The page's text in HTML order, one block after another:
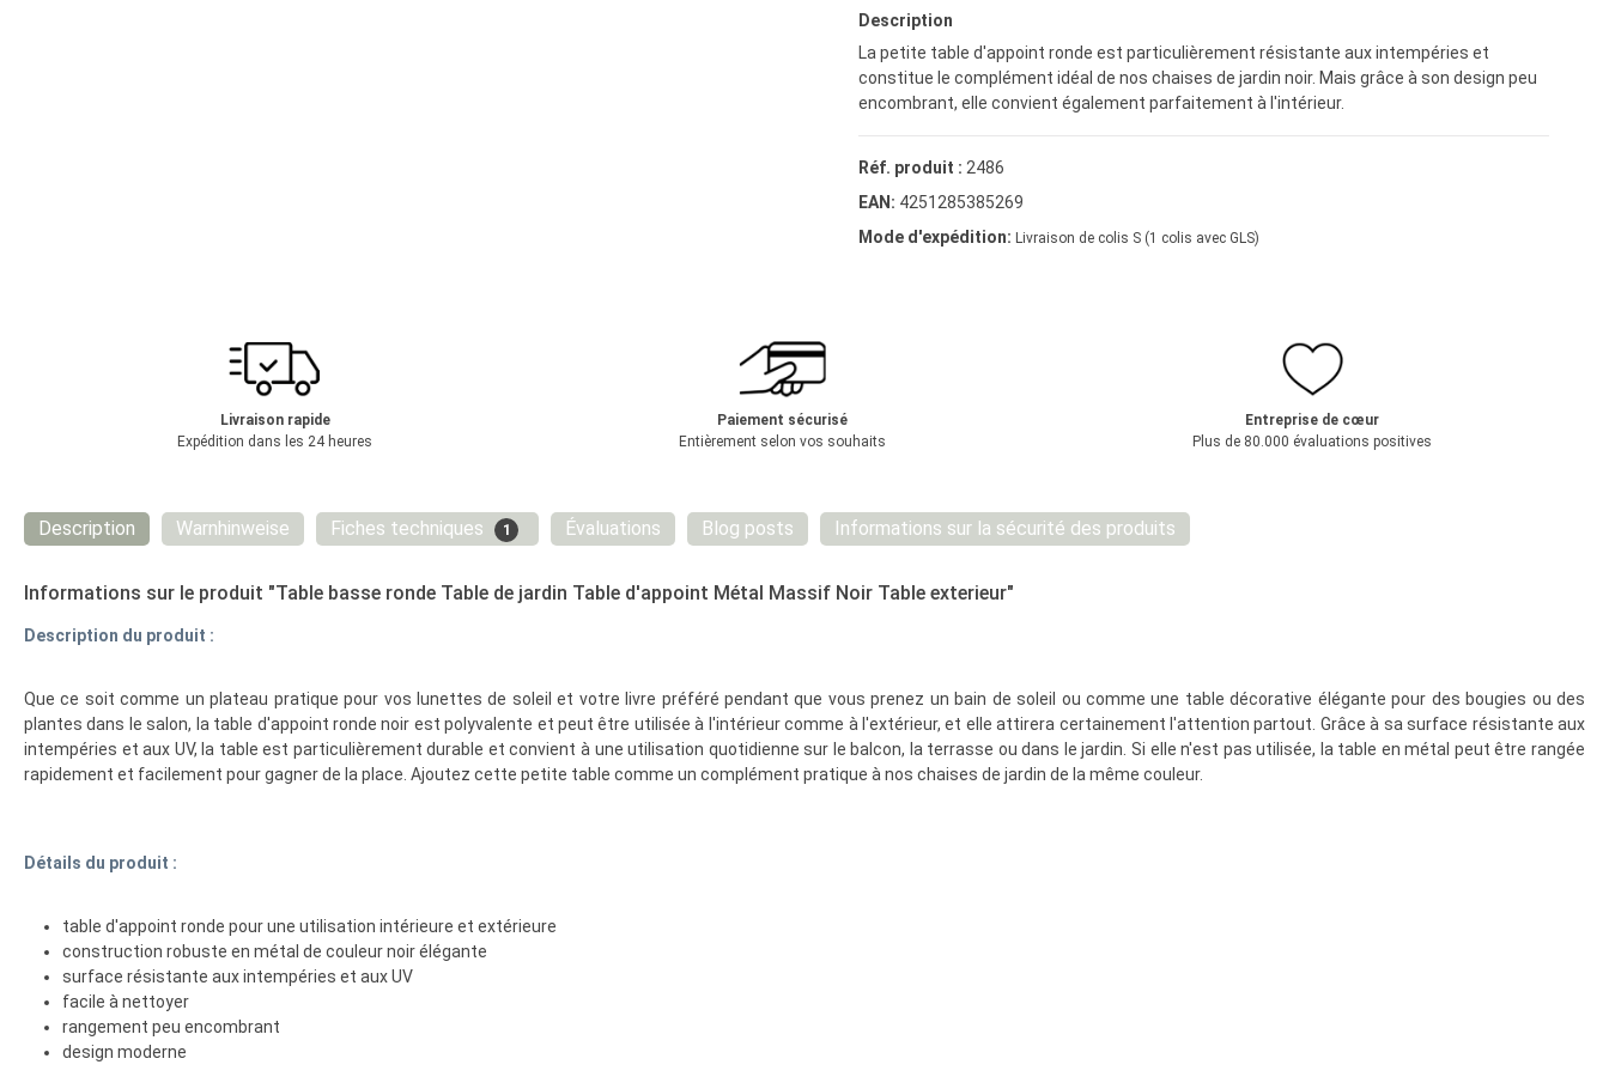
Description
La petite table d'appoint ronde est particulièrement résistante aux intempéries et
constitue le complément idéal de nos chaises de jardin noir. Mais grâce à son design peu
encombrant, elle convient également parfaitement à l'intérieur.
Réf. produit : 2486
EAN: 4251285385269
Mode d'expédition: Livraison de colis S (1 colis avec GLS)
Livraison rapide
Expédition dans les 24 heures
Paiement sécurisé
Entièrement selon vos souhaits
Entreprise de cœur
Plus de 80.000 évaluations positives
Description Warnhinweise Fiches techniques 1 Évaluations Blog posts Informations sur la sécurité des produits
Informations sur le produit "Table basse ronde Table de jardin Table d'appoint Métal Massif Noir Table exterieur"
Description du produit :
Que ce soit comme un plateau pratique pour vos lunettes de soleil et votre livre préféré pendant que vous prenez un bain de soleil ou comme une table décorative élégante pour des bougies ou des
plantes dans le salon, la table d'appoint ronde noir est polyvalente et peut être utilisée à l'intérieur comme à l'extérieur, et elle attirera certainement l'attention partout. Grâce à sa surface résistante aux
intempéries et aux UV, la table est particulièrement durable et convient à une utilisation quotidienne sur le balcon, la terrasse ou dans le jardin. Si elle n'est pas utilisée, la table en métal peut être rangée
rapidement et facilement pour gagner de la place. Ajoutez cette petite table comme un complément pratique à nos chaises de jardin de la même couleur.
Détails du produit :
table d'appoint ronde pour une utilisation intérieure et extérieure
construction robuste en métal de couleur noir élégante
surface résistante aux intempéries et aux UV
facile à nettoyer
rangement peu encombrant
design moderne